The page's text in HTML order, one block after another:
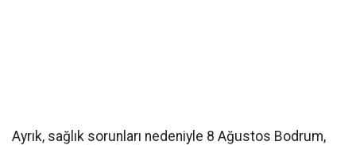
Ayrık, sağlık sorunları nedeniyle 8 Ağustos Bodrum,